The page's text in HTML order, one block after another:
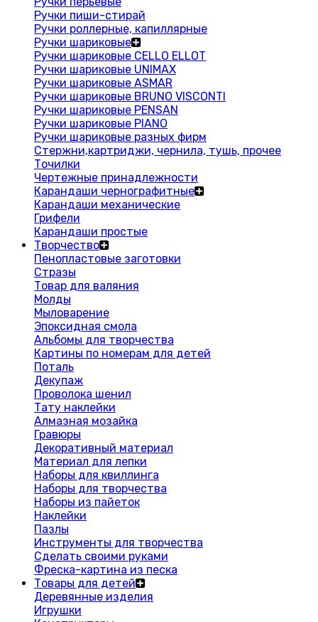
Ручки пиши-стирай
Ручки роллерные, капиллярные
Ручки шариковые
Ручки шариковые CELLO ELLOT
Ручки шариковые UNIMAX
Ручки шариковые ASMAR
Ручки шариковые BRUNO VISCONTI
Ручки шариковые PENSAN
Ручки шариковые PIANO
Ручки шариковые разных фирм
Стержни,картриджи, чернила, тушь, прочее
Точилки
Чертежные принадлежности
Карандаши чернографитные
Карандаши механические
Грифели
Карандаши простые
Творчество
Пенопластовые заготовки
Стразы
Товар для валяния
Молды
Мыловарение
Эпоксидная смола
Альбомы для творчества
Картины по номерам для детей
Поталь
Декупаж
Проволока шенил
Тату наклейки
Алмазная мозайка
Гравюры
Декоративный материал
Материал для лепки
Наборы для квиллинга
Наборы для творчества
Наборы из пайеток
Наклейки
Пазлы
Инструменты для творчества
Сделать своими руками
Фреска-картина из песка
Товары для детей
Деревянные изделия
Игрушки